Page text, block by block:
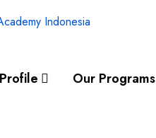
Profile Our Programs